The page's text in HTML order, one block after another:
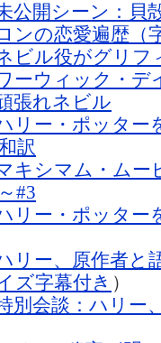
公開シーン：貝
ンの恋愛遍歴（
ビル役がグリ
ーウィック・
張れネビル
リー・ポッタ
訳
キシマム・ム
#3
リー・ポッタ
リー、原作者と
ズ字幕付き ）
別会談：ハリー